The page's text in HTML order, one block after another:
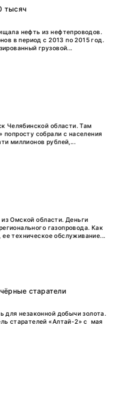
тысяч
нефть из нефтепроводов.
в период с 2013 по 2015 год.
грузовой...
Челябинской области. Там
собрали с населения
миллионов рублей,...
Омской области. Деньги
газопровода. Как
техническое обслуживание...
старатели
незаконной добычи золота.
старателей «Алтай-2» с мая